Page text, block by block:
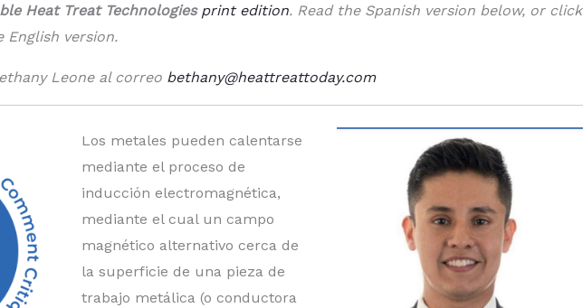
Heat Treat Technologies print edition. Read the Spanish version below, or click
version.
Leone al correo bethany@heattreattoday.com
Los metales pueden calentarse
mediante el proceso de
inducción electromagnética,
mediante el cual un campo
magnético alternativo cerca de
la superficie de una pieza de
trabajo metálica (o conductora